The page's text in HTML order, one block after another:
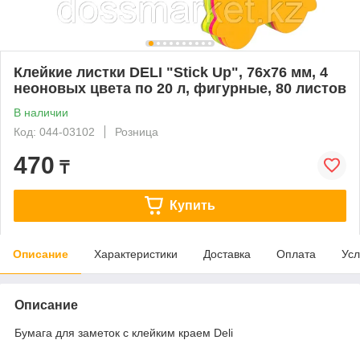
Клейкие листки DELI "Stick Up", 76х76 мм, 4
неоновых цвета по 20 л, фигурные, 80 листов
В наличии
Код: 044-03102
Розница
470 ₸
Купить
Описание Характеристики Доставка Оплата
Описание
Бумага для заметок с клейким краем Deli